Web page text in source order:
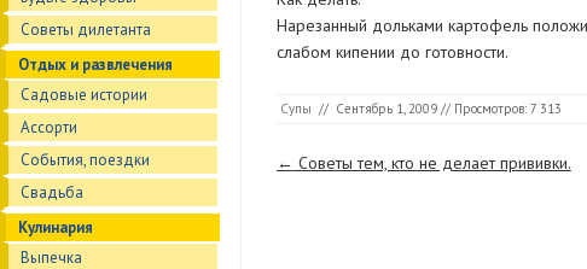
Советы дилетанта
Отдых и развлечения
Садовые истории
Ассорти
События, поездки
Свадьба
Кулинария
Выпечка
Нарезанный дольками картофель
слабом кипении до готовности.
Супы // Сентябрь 1, 2009// Просмотров: 7 313
Страницы
← Советы тем, кто не делает прививки.